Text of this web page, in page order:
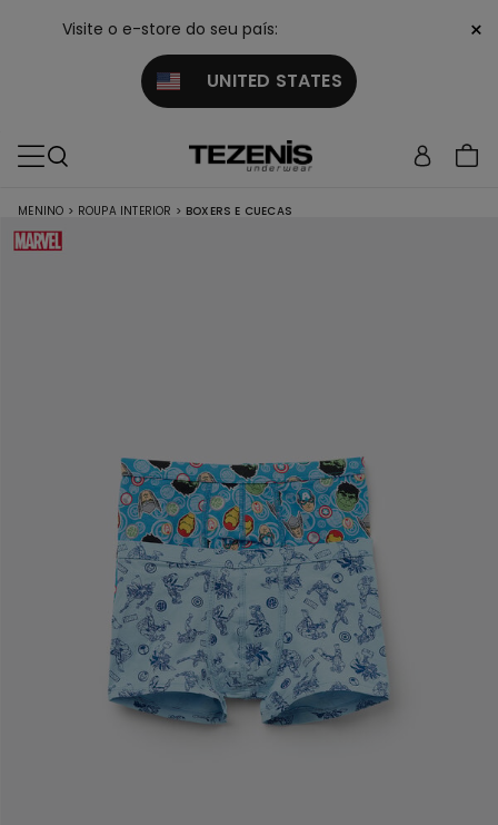
Visite o e-store do seu país:
UNITED STATES
×
MENINO > ROUPA INTERIOR > BOXERS E CUECAS